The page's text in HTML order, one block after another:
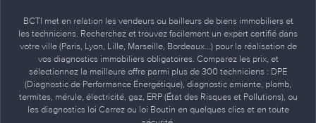
BCTI met en relation les vendeurs ou bailleurs de biens immobiliers et
les techniciens. Recherchez et trouvez facilement un expert certifié dans
votre ville (Paris, Lyon, Lille, Marseille, Bordeaux…) pour la réalisation de
vos diagnostics immobiliers obligatoires. Comparez les prix, et
sélectionnez la meilleure offre parmi plus de 300 techniciens : DPE
(Diagnostic de Performance Énergétique), diagnostic amiante, plomb,
termites, mérule, électricité, gaz, ERP (État des Risques et Pollutions), ou
les diagnostics loi Carrez ou loi Boutin en quelques clics et en toute